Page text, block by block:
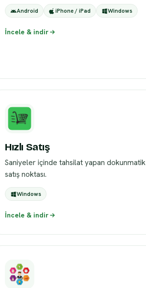
Android iPhone / iPad Windows
İncele & indir
Hızlı Satış
Saniyeler içinde tahsilat yapan dokunmatik
satış noktası.
Windows
İncele & indir